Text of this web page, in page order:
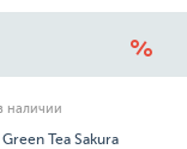
наличии
Tea Sakura